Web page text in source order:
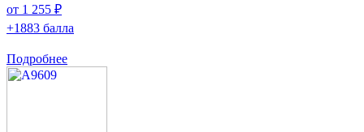
от 1 255 ₽
+1883 балла
Подробнее